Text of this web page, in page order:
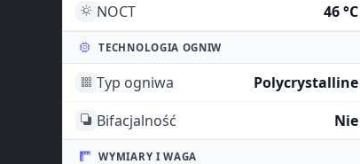
NOCT
46 °C
TECHNOLOGIA OGNIW
Typ ogniwa Polycrystalline
Bifacjalność
Nie
WYMIARY I WAGA